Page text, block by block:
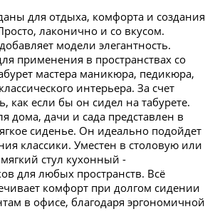
для отдыха, комфорта и создания
лаконично и со вкусом.
модели элегантность.
применения в пространствах со
мастера маникюра, педикюра,
интерьера. За счет
как если бы он сидел на табурете.
дома, дачи и сада представлен в
сиденье. Он идеально подойдет
классики. Уместен в столовую или
стул кухонный -
для любых пространств. Всё
комфорт при долгом сидении
в офисе, благодаря эргономичной